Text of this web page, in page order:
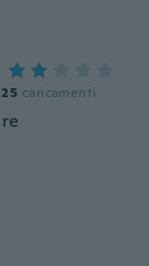
25 caricamenti